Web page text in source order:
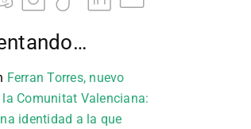
Ferran Torres, nuevo
Comunitat Valenciana:
identidad a la que